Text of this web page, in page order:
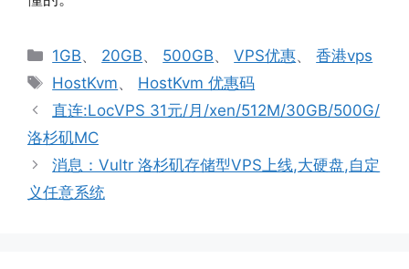
分
类
1GB、 20GB、 500GB、VPS优惠、香港vps
标
签
HostKvm、 HostKvm 优惠码
直连:LocVPS 31元/月/xen/512M/30GB/500G/
洛杉矶MC
消息：Vultr 洛杉矶存储型VPS上线,大硬盘,自定
义任意系统